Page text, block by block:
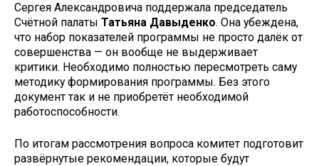
Сергея Александровича поддержала председатель
Счётной палаты Татьяна Давыденко. Она убеждена,
что набор показателей программы не просто далёк от
совершенства — он вообще не выдерживает
критики. Необходимо полностью пересмотреть саму
методику формирования программы. Без этого
документ так и не приобретёт необходимой
работоспособности.
По итогам рассмотрения вопроса комитет подготовит
развёрнутые рекомендации, которые будут